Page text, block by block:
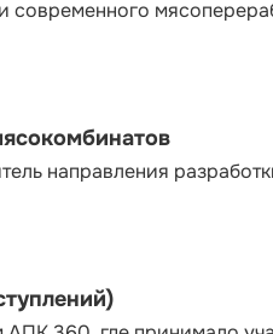
современного
направления